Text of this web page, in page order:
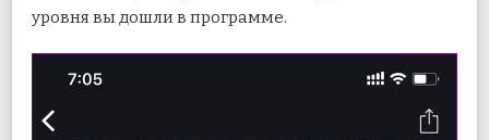
уровня вы дошли в программе.